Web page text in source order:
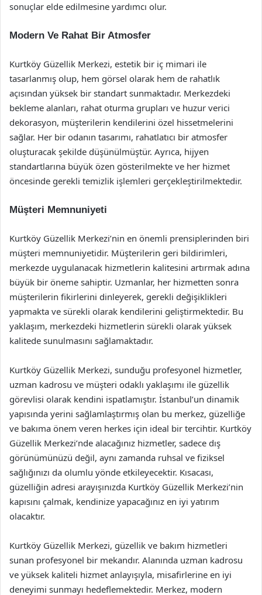
sonuçlar elde edilmesine yardımcı olur.
Modern Ve Rahat Bir Atmosfer
Kurtköy Güzellik Merkezi, estetik bir iç mimari ile
tasarlanmış olup, hem görsel olarak hem de rahatlık
açısından yüksek bir standart sunmaktadır. Merkezdeki
bekleme alanları, rahat oturma grupları ve huzur verici
dekorasyon, müşterilerin kendilerini özel hissetmelerini
sağlar. Her bir odanın tasarımı, rahatlatıcı bir atmosfer
oluşturacak şekilde düşünülmüştür. Ayrıca, hijyen
standartlarına büyük özen gösterilmekte ve her hizmet
öncesinde gerekli temizlik işlemleri gerçekleştirilmektedir.
Müşteri Memnuniyeti
Kurtköy Güzellik Merkezi’nin en önemli prensiplerinden biri
müşteri memnuniyetidir. Müşterilerin geri bildirimleri,
merkezde uygulanacak hizmetlerin kalitesini artırmak adına
büyük bir öneme sahiptir. Uzmanlar, her hizmetten sonra
müşterilerin fikirlerini dinleyerek, gerekli değişiklikleri
yapmakta ve sürekli olarak kendilerini geliştirmektedir. Bu
yaklaşım, merkezdeki hizmetlerin sürekli olarak yüksek
kalitede sunulmasını sağlamaktadır.
Kurtköy Güzellik Merkezi, sunduğu profesyonel hizmetler,
uzman kadrosu ve müşteri odaklı yaklaşımı ile güzellik
görevlisi olarak kendini ispatlamıştır. İstanbul’un dinamik
yapısında yerini sağlamlaştırmış olan bu merkez, güzelliğe
ve bakıma önem veren herkes için ideal bir tercihtir. Kurtköy
Güzellik Merkezi’nde alacağınız hizmetler, sadece dış
görünümünüzü değil, aynı zamanda ruhsal ve fiziksel
sağlığınızı da olumlu yönde etkileyecektir. Kısacası,
güzelliğin adresi arayışınızda Kurtköy Güzellik Merkezi’nin
kapısını çalmak, kendinize yapacağınız en iyi yatırım
olacaktır.
Kurtköy Güzellik Merkezi, güzellik ve bakım hizmetleri
sunan profesyonel bir mekandır. Alanında uzman kadrosu
ve yüksek kaliteli hizmet anlayışıyla, misafirlerine en iyi
deneyimi sunmayı hedeflemektedir. Merkez, modern